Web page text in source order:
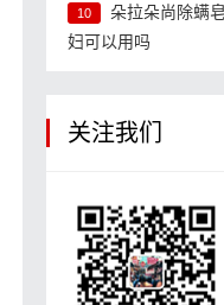
10
朵拉朵尚除螨
妇可以用吗
关注我们